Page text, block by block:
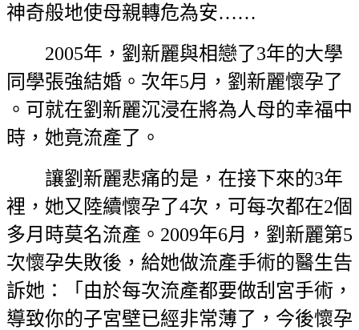
神奇般地使母親轉危為安……
2005年，劉新麗與相戀了3年的大學
同學張強結婚。次年5月，劉新麗懷孕了
。可就在劉新麗沉浸在將為人母的幸福中
時，她竟流產了。
讓劉新麗悲痛的是，在接下來的3年
裡，她又陸續懷孕了4次，可每次都在2個
多月時莫名流產。2009年6月，劉新麗第5
次懷孕失敗後，給她做流產手術的醫生告
訴她：「由於每次流產都要做刮宮手術，
導致你的子宮壁已經非常薄了，今後懷孕